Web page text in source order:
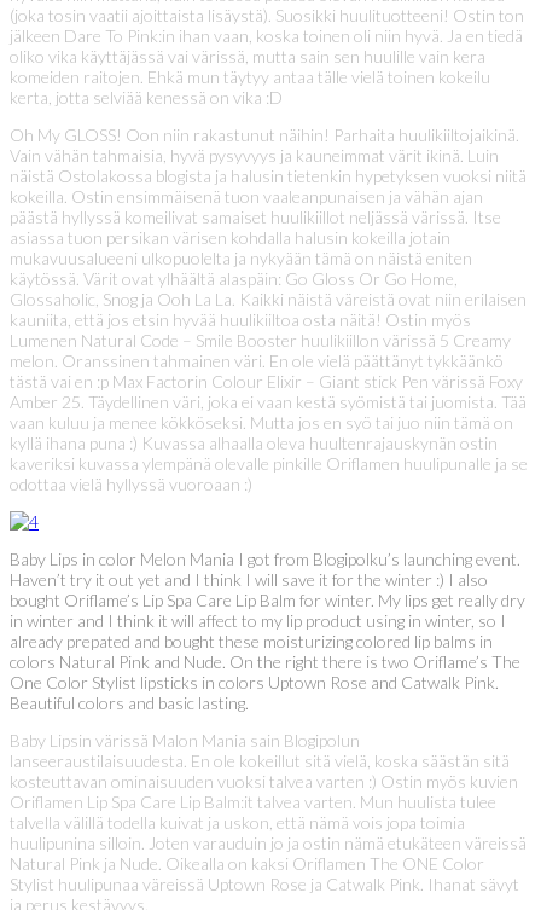
(joka tosin vaatii ajoittaista lisäystä). Suosikki huulituotteeni! Ostin ton
jälkeen Dare To Pink:in ihan vaan, koska toinen oli niin hyvä. Ja en tiedä
oliko vika käyttäjässä vai värissä, mutta sain sen huulille vain kera
komeiden raitojen. Ehkä mun täytyy antaa tälle vielä toinen kokeilu
kerta, jotta selviää kenessä on vika :D
Oh My GLOSS! Oon niin rakastunut näihin! Parhaita huulikiiltojaikinä.
Vain vähän tahmaisia, hyvä pysyvyys ja kauneimmat värit ikinä. Luin
näistä Ostolakossa blogista ja halusin tietenkin hypetyksen vuoksi niitä
kokeilla. Ostin ensimmäisenä tuon vaaleanpunaisen ja vähän ajan
päästä hyllyssä komeilivat samaiset huulikiillot neljässä värissä. Itse
asiassa tuon persikan värisen kohdalla halusin kokeilla jotain
mukavuusalueeni ulkopuolelta ja nykyään tämä on näistä eniten
käytössä. Värit ovat ylhäältä alaspäin: Go Gloss Or Go Home,
Glossaholic, Snog ja Ooh La La. Kaikki näistä väreistä ovat niin erilaisen
kauniita, että jos etsin hyvää huulikiiltoa osta näitä! Ostin myös
Lumenen Natural Code – Smile Booster huulikiillon värissä 5 Creamy
melon. Oranssinen tahmainen väri. En ole vielä päättänyt tykkäänkö
tästä vai en :p Max Factorin Colour Elixir – Giant stick Pen värissä Foxy
Amber 25. Täydellinen väri, joka ei vaan kestä syömistä tai juomista. Tää
vaan kuluu ja menee kökköseksi. Mutta jos en syö tai juo niin tämä on
kyllä ihana puna :) Kuvassa alhaalla oleva huultenrajauskynän ostin
kaveriksi kuvassa ylempänä olevalle pinkille Oriflamen huulipunalle ja se
odottaa vielä hyllyssä vuoroaan :)
Baby Lips in color Melon Mania I got from Blogipolku’s launching event.
Haven’t try it out yet and I think I will save it for the winter :) I also
bought Oriflame’s Lip Spa Care Lip Balm for winter. My lips get really dry
in winter and I think it will affect to my lip product using in winter, so I
already prepated and bought these moisturizing colored lip balms in
colors Natural Pink and Nude. On the right there is two Oriflame’s The
One Color Stylist lipsticks in colors Uptown Rose and Catwalk Pink.
Beautiful colors and basic lasting.
Baby Lipsin värissä Malon Mania sain Blogipolun
lanseeraustilaisuudesta. En ole kokeillut sitä vielä, koska säästän sitä
kosteuttavan ominaisuuden vuoksi talvea varten :) Ostin myös kuvien
Oriflamen Lip Spa Care Lip Balm:it talvea varten. Mun huulista tulee
talvella välillä todella kuivat ja uskon, että nämä vois jopa toimia
huulipunina silloin. Joten varauduin jo ja ostin nämä etukäteen väreissä
Natural Pink ja Nude. Oikealla on kaksi Oriflamen The ONE Color
Stylist huulipunaa väreissä Uptown Rose ja Catwalk Pink. Ihanat sävyt
ja perus kestävyys.